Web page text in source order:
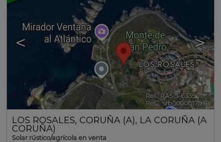
< >
Ref.. RASO-633901 🔗
Ref2. srb0000017938
LOS ROSALES, CORUÑA (A), LA CORUÑA (A
CORUÑA)
Solar rústico/agrícola en venta